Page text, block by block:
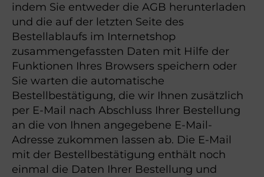
indem Sie entweder die AGB herunterladen
und die auf der letzten Seite des
Bestellablaufs im Internetshop
zusammengefassten Daten mit Hilfe der
Funktionen Ihres Browsers speichern oder
Sie warten die automatische
Bestellbestätigung, die wir Ihnen zusätzlich
per E-Mail nach Abschluss Ihrer Bestellung
an die von Ihnen angegebene E-Mail-
Adresse zukommen lassen ab. Die E-Mail
mit der Bestellbestätigung enthält noch
einmal die Daten Ihrer Bestellung und